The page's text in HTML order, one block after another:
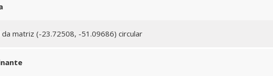
da matriz (-23.72508, -51.09686) circular